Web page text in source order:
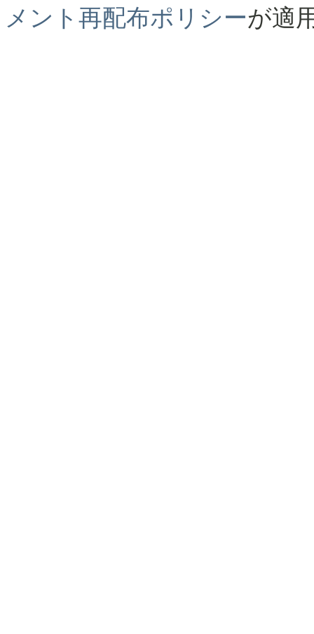
メント再配布ポリシーが適